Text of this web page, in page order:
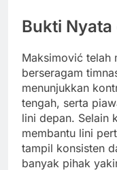
Bukti
Maksimović telah
berseragam
menunjukkan
tengah, serta
lini depan. Selain
membantu lini
tampil konsisten
banyak pihak